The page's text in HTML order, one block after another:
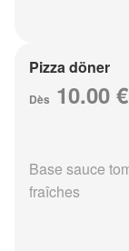
Pizza döner
Dès 10.00 €
Base sauce
fraîches